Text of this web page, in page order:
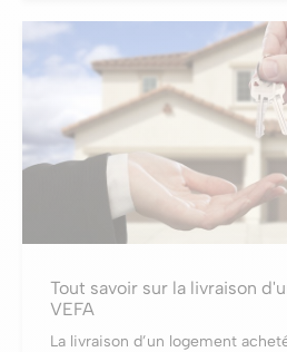
Tout savoir sur la livraison
VEFA
La livraison d’un logement